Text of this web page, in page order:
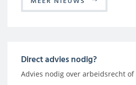
Direct advies nodig?
Advies nodig over arbeidsrecht of